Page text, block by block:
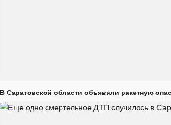
В Саратовской области объявили ракетную